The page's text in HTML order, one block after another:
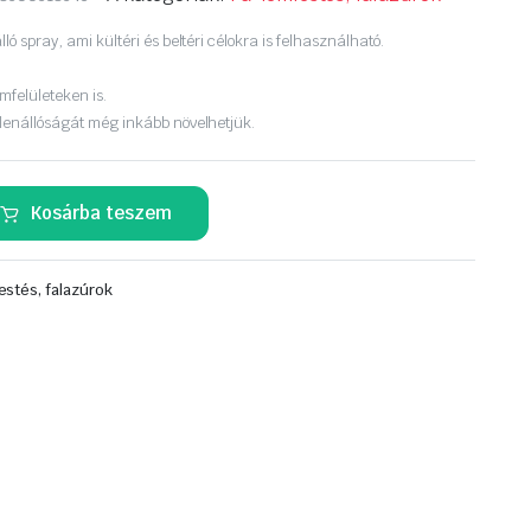
spray, ami kültéri és beltéri célokra is felhasználható.
is.
még inkább növelhetjük.
Kosárba teszem
falazúrok